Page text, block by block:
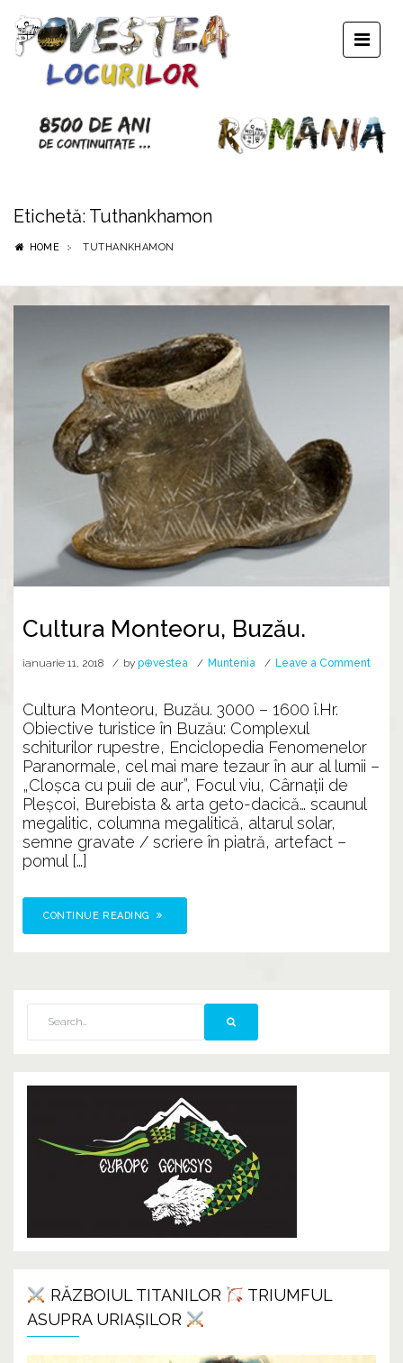
Etichetă: Tuthankhamon
HOME TUTHANKHAMON
Cultura Monteoru, Buzău.
ianuarie 11, 2018 by p⊕vestea Muntenia Leave a Commenton
Cultura Monteoru, Buzău. 3000 – 1600 î.Hr.
Obiective turistice în Buzău: Complexul
schiturilor rupestre, Enciclopedia Fenomenelor
Paranormale, cel mai mare tezaur în aur al lumii –
„Cloșca cu puii de aur”, Focul viu, Cârnații de
Pleșcoi, Burebista & arta geto-dacică… scaunul
megalitic, columna megalitică, altarul solar,
semne gravate / scriere în piatră, artefact –
pomul […]
CONTINUE READING
RĂZBOIUL TITANILOR
TRIUMFUL
ASUPRA URIAȘILOR